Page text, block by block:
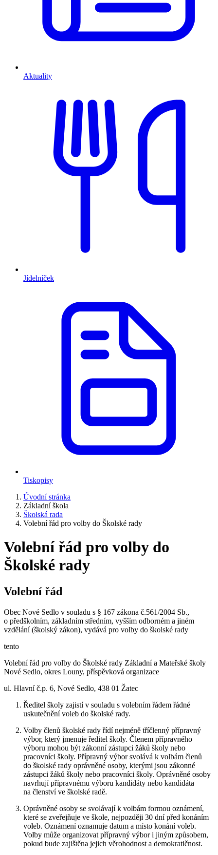
Aktuality
Jídelníček
Tiskopisy
Úvodní stránka
Základní škola
Školská rada
Volební řád pro volby do Školské rady
Volební řád pro volby do
Školské rady
Volební řád
Obec Nové Sedlo v souladu s § 167 zákona č.561/2004 Sb.,
o předškolním, základním středním, vyšším odborném a jiném
vzdělání (školský zákon), vydává pro volby do školské rady
tento
Volební řád pro volby do Školské rady Základní a Mateřské školy
Nové Sedlo, okres Louny, příspěvková organizace
ul. Hlavní č.p. 6, Nové Sedlo, 438 01 Žatec
Ředitel školy zajistí v souladu s volebním řádem řádné
uskutečnění voleb do školské rady.
Volby členů školské rady řídí nejméně tříčlenný přípravný
výbor, který jmenuje ředitel školy. Členem přípravného
výboru mohou být zákonní zástupci žáků školy nebo
pracovníci školy. Přípravný výbor svolává k volbám členů
do školské rady oprávněné osoby, kterými jsou zákonné
zástupci žáků školy nebo pracovníci školy. Oprávněné osoby
navrhují přípravnému výboru kandidáty nebo kandidáta
na členství ve školské radě.
Oprávněné osoby se svolávají k volbám formou oznámení,
které se zveřejňuje ve škole, nejpozději 30 dní před konáním
voleb. Oznámení oznamuje datum a místo konání voleb.
Volby může organizovat přípravný výbor i jiným způsobem,
pokud bude zajištěna jejich věrohodnost a demokratičnost.